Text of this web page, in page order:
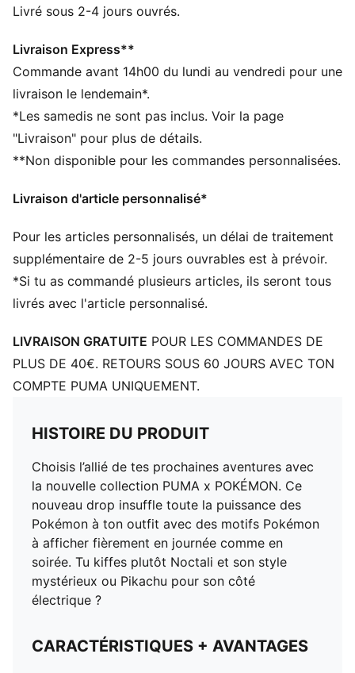
CARACTÉRISTIQUES + AVANTAGES
recyclé
DÉTAILS
Coupe : Décontractée
Taille élastique avec cordon de serrage
Longueur : Au-dessus des genoux
Taille : moyen
Détails co-brandés
enfants âgés de 8 à 16 ans
Livré sous 2-4 jours ouvrés.
Livraison Express**
Commande avant 14h00 du lundi au vendredi pour une
livraison le lendemain*.
*Les samedis ne sont pas inclus. Voir la page
"Livraison" pour plus de détails.
**Non disponible pour les commandes personnalisées.
Livraison d'article personnalisé*
Pour les articles personnalisés, un délai de traitement
supplémentaire de 2-5 jours ouvrables est à prévoir.
*Si tu as commandé plusieurs articles, ils seront tous
livrés avec l'article personnalisé.
LIVRAISON GRATUITE POUR LES COMMANDES DE
PLUS DE 40€. RETOURS SOUS 60 JOURS AVEC TON
COMPTE PUMA UNIQUEMENT.
HISTOIRE DU PRODUIT
Choisis l’allié de tes prochaines aventures avec
la nouvelle collection PUMA x POKÉMON. Ce
nouveau drop insuffle toute la puissance des
Pokémon à ton outfit avec des motifs Pokémon
à afficher fièrement en journée comme en
soirée. Tu kiffes plutôt Noctali et son style
mystérieux ou Pikachu pour son côté
électrique ?
CARACTÉRISTIQUES + AVANTAGES